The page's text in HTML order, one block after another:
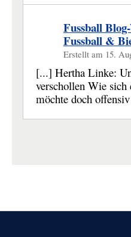
Fussball
Fussball &
Erstellt am 15.
[...] Hertha Linke:
verschollen Wie
möchte doch